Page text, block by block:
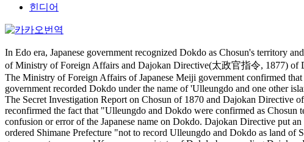
힌디어
In Edo era, Japanese government recognized Dokdo as Chosun's territory
of Ministry of Foreign Affairs and Dajokan Directive(太政官指令, 1877) of
The Ministry of Foreign Affairs of Japanese Meiji government confirmed
government recorded Dokdo under the name of 'Ulleungdo and one other
The Secret Investigation Report on Chosun of 1870 and Dajokan Directive
reconfirmed the fact that "Ulleungdo and Dokdo were confirmed as Chosun
confusion or error of the Japanese name on Dokdo. Dajokan Directive put
ordered Shimane Prefecture "not to record Ulleungdo and Dokdo as land